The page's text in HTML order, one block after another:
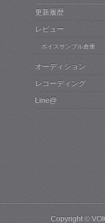
更新履歴
レビュー
ボイスサンプル倉庫
オーディション
レコーディング
Line@
Copyright ©